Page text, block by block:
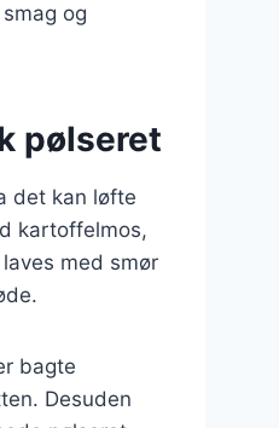
og
pølseret
det kan løfte
kartoffelmos,
med smør
bagte
Desuden